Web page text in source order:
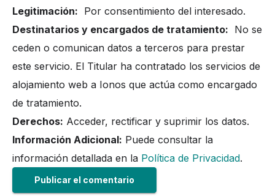
Legitimación: Por consentimiento del interesado.
Destinatarios y encargados de tratamiento: No se
ceden o comunican datos a terceros para prestar
este servicio. El Titular ha contratado los servicios de
alojamiento web a Ionos que actúa como encargado
de tratamiento.
Derechos: Acceder, rectificar y suprimir los datos.
Información Adicional: Puede consultar la
información detallada en la Política de Privacidad.